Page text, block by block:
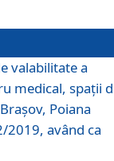
valabilitate a
medical, spații
Poiana
2019, având ca